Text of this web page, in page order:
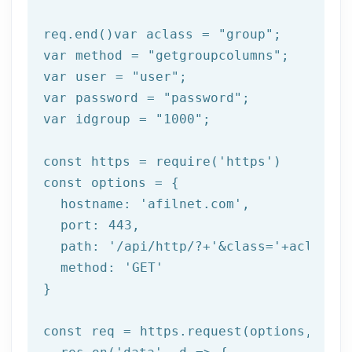
req.end()var aclass = "group" ;
var method =
"getgroupcolumns" ;
var user =
"user" ;
var password =
"password" ;
var idgroup =
"1000" ;
const https = require( 'https' )
const options = {
  hostname:
'afilnet.com' ,
  port:
443 ,
  path:
'/api/http/?+' &class= '+aclass+'
  method: '
GET '
}
const req = https.request(options, res